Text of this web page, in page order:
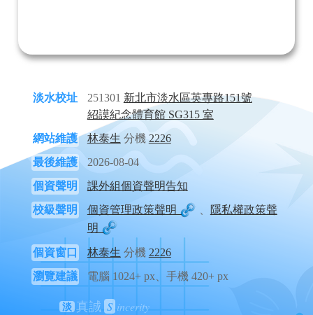
淡水校址 251301 新北市淡水區英專路151號
紹謨紀念體育館 SG315 室
網站維護
林泰生 分機 2226
最後維護
2026-08-04
個資聲明
課外組個資聲明告知
校級聲明
個資管理政策聲明 、
隱私權政策聲
明
個資窗口 林泰生 分機 2226
瀏覽建議
電腦 1024+ px、手機 420+ px
淡 真誠 S incerity